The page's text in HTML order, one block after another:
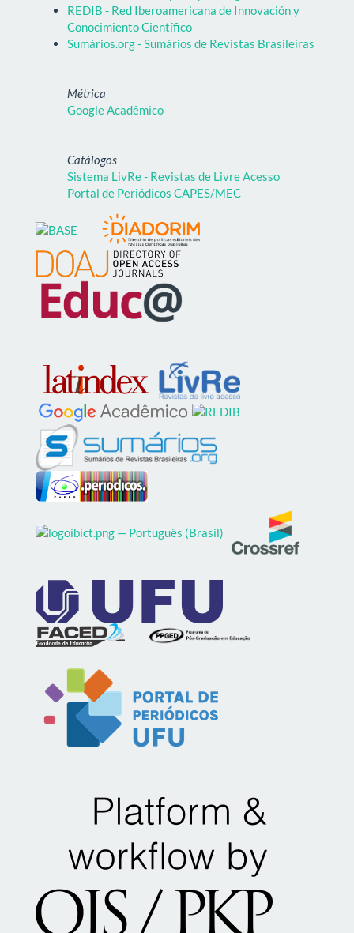
REDIB - Red Iberoamericana de Innovación y
Conocimiento Científico
Sumários.org - Sumários de Revistas Brasileiras
Métrica
Google Acadêmico
Catálogos
Sistema LivRe - Revistas de Livre Acesso
Portal de Periódicos CAPES/MEC